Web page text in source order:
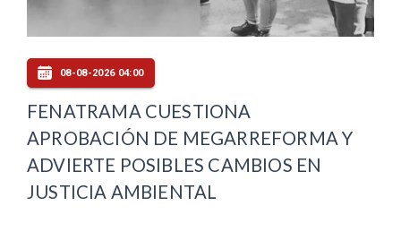
08-08-2026 04:00
FENATRAMA CUESTIONA
APROBACIÓN DE MEGARREFORMA Y
ADVIERTE POSIBLES CAMBIOS EN
JUSTICIA AMBIENTAL